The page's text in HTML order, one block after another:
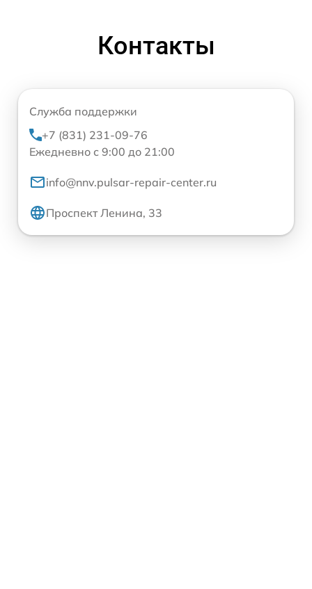
Контакты
Служба поддержки
+7 (831) 231-09-76
Ежедневно с 9:00 до 21:00
info@nnv.pulsar-repair-center.ru
Проспект Ленина, 33